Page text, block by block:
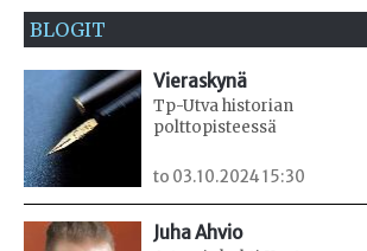
BLOGIT
Vieraskynä
Tp-Utva historian
polttopisteessä
to 03.10.2024 15:30
Juha Ahvio